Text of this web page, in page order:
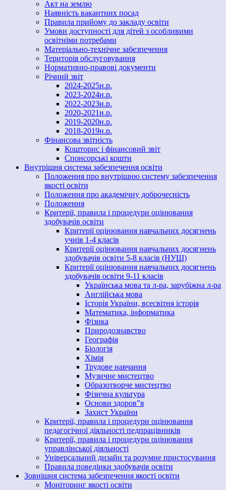
Акт на землю
Наявність вакантних посад
Правила прийому до закладу освіти
Умови доступності для дітей з особливими
освітніми потребами
Матеріально-технічне забезпечення
Територія обслуговування
Нормативно-правові документи
Річний звіт
2024-2025н.р.
2023-2024н.р.
2022-2023н.р.
2020-2021н.р.
2019-2020н.р.
2018-2019н.р.
Фінансова звітність
Кошторис і фінансовий звіт
Спонсорські кошти
Внутрішня система забезпечення освіти
Положення про внутрішню систему забезпечення
якості освіти
Положення про академічну доброчесність
Положення
Критерії, правила і процедури оцінювання
здобувачів освіти
Критерії оцінювання навчальних досягнень
учнів 1-4 класів
Критерії оцінювання навчальних досягнень
здобувачів освіти 5-8 класів (НУШ)
Критерії оцінювання навчальних досягнень
здобувачів освіти 9-11 класів
Українська мова та л-ра, зарубіжна л-ра
Англійська мова
Історія України, всесвітня історія
Математика, інформатика
Фізика
Природознавство
Географія
Біологія
Хімія
Трудове навчання
Музичне мистецтво
Образотворче мистецтво
Фізична культура
Основи здоров”я
Захист України
Критерії, правила і процедури оцінювання
педагогічної діяльності педпрацівників
Критерії, правила і процедури оцінювання
управлінської діяльності
Універсальний дизайн та розумне пристосування
Правила поведінки здобувачів освіти
Зовнішня система забезпечення якості освіти
Моніторинг якості освіти